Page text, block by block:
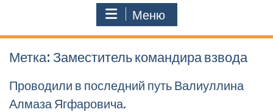
Меню
Метка: Заместитель командира взвода
Проводили в последний путь Валиуллина
Алмаза Ягфаровича.